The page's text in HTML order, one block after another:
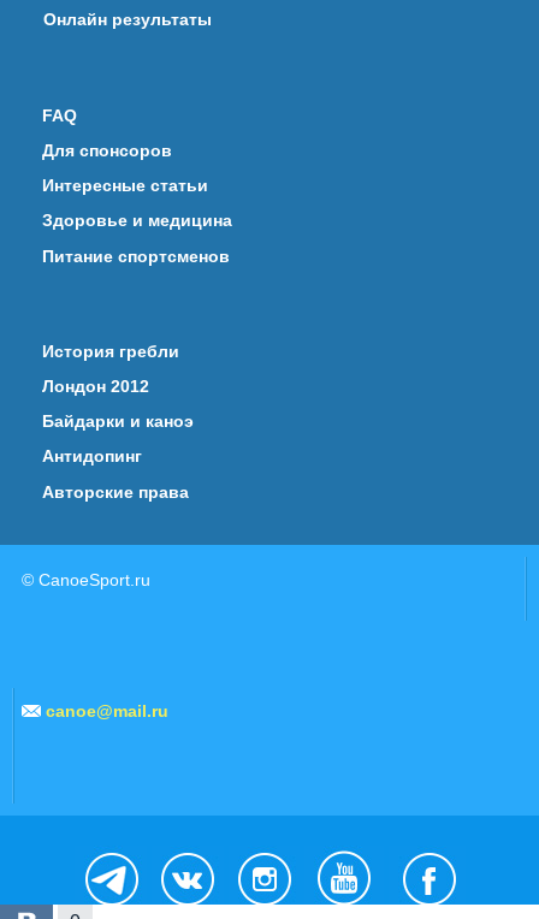
Онлайн результаты
FAQ
Для спонсоров
Интересные статьи
Здоровье и медицина
Питание спортсменов
История гребли
Лондон 2012
Байдарки и каноэ
Антидопинг
Авторские права
© CanoeSport.ru
canoe@mail.ru